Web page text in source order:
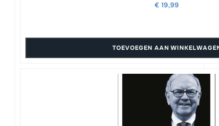
€ 19,99
TOEVOEGEN AAN